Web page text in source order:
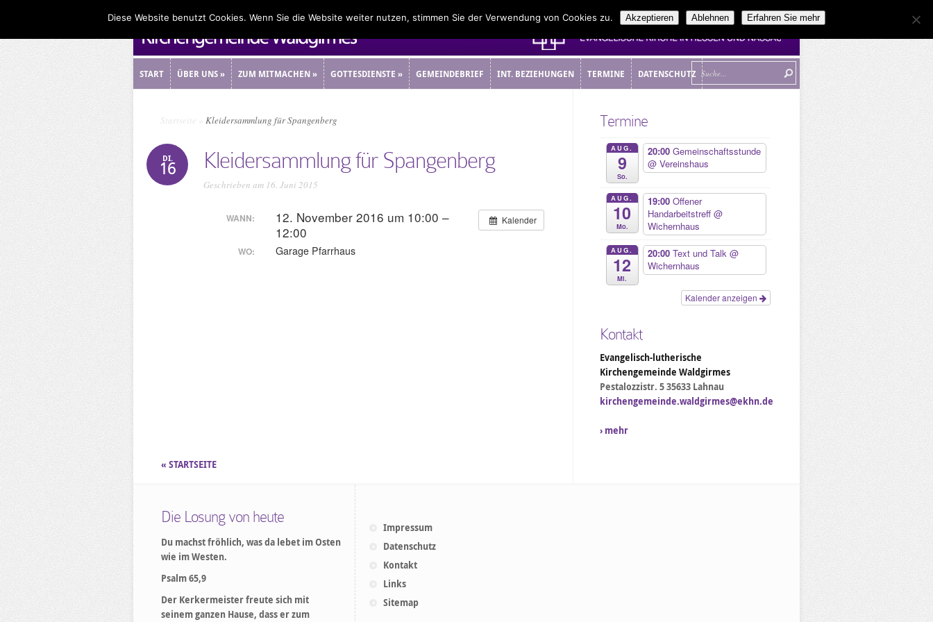
START ÜBER UNS» ZUM MITMACHEN» GOTTESDIENSTE » GEMEINDEBRIEF INT. BEZIEHUNGEN TERMINE DATENSCHUTZ
Startseite Kleidersammlung für Spangenberg
DI.
16 Kleidersammlung für Spangenberg
Geschrieben am 16. Juni 2015
Kalender
WANN:
12. November 2016 um 10:00 –
12:00
WO: Garage Pfarrhaus
Termine
AUG.
9
So.
20:00 Gemeinschaftsstunde
@ Vereinshaus
AUG.
10
Mo.
19:00 Offener
Handarbeitstreff @
Wichernhaus
AUG.
12
Mi.
20:00 Text und Talk @
Wichernhaus
Kalender anzeigen
Kontakt
Evangelisch-lutherische
Kirchengemeinde Waldgirmes
Pestalozzistr. 5 35633 Lahnau
kirchengemeinde.waldgirmes@ekhn.de
› mehr
« STARTSEITE
Die Losung von heute
Du machst fröhlich, was da lebet im Osten
wie im Westen.
Psalm 65,9
Der Kerkermeister freute sich mit
seinem ganzen Hause, dass er zum
Impressum
Datenschutz
Kontakt
Links
Sitemap
Diese Website benutzt Cookies. Wenn Sie die Website weiter nutzen, stimmen Sie der Verwendung von Cookies zu. Akzeptieren Ablehnen Erfahren Sie mehr